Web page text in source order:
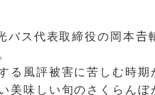
バス代表取締役の岡本𠮷
る風評被害に苦しむ時期
美味しい旬のさくらん